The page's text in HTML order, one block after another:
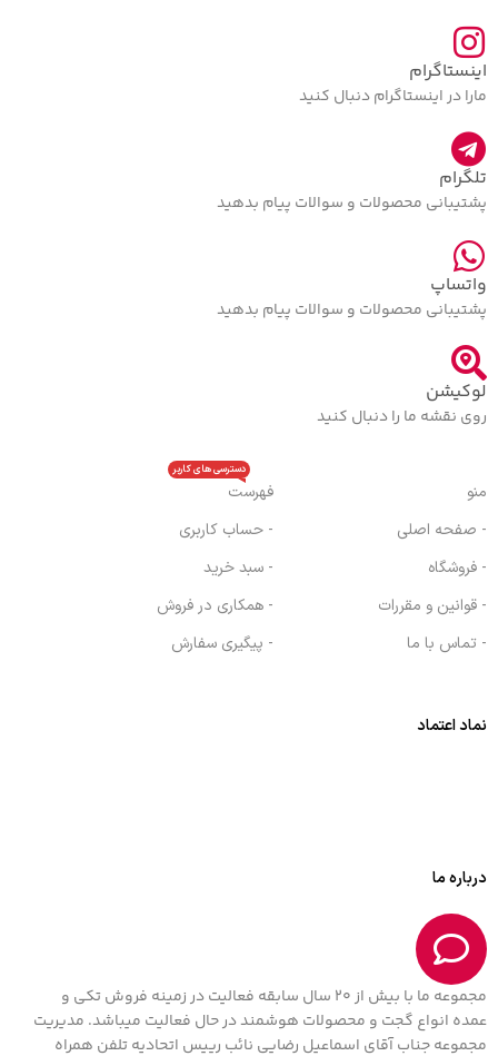
اینستاگرام
مارا در اینستاگرام دنبال کنید
تلگرام
پشتیبانی محصولات و سوالات پیام بدهید
واتساپ
پشتیبانی محصولات و سوالات پیام بدهید
لوکیشن
روی نقشه ما را دنبال کنید
منو
- صفحه اصلی
- فروشگاه
- قوانین و مقررات
- تماس با ما
فهرست
دسترسی های کاربر
- حساب کاربری
- سبد خرید
- همکاری در فروش
- پیگیری سفارش
نماد اعتماد
درباره ما
مجموعه ما با بیش از 20 سال سابقه فعالیت در زمینه فروش تکی و
عمده انواع گجت و محصولات هوشمند در حال فعالیت میباشد. مدیریت
مجموعه جناب آقای اسماعیل رضایی نائب رییس اتحادیه تلفن همراه